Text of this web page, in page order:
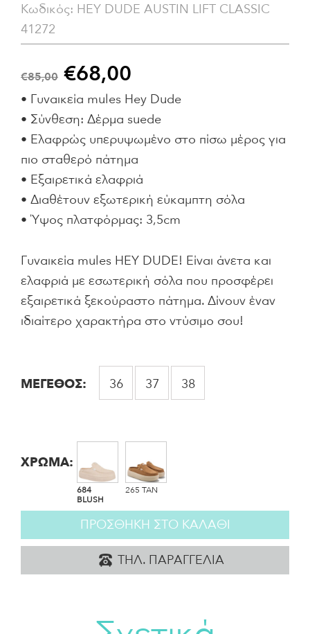
Κωδικός: HEY DUDE AUSTIN LIFT CLASSIC
41272
€85,00 €68,00
• Γυναικεία mules Hey Dude
• Σύνθεση: Δέρμα suede
• Ελαφρώς υπερυψωμένο στο πίσω μέρος για
πιο σταθερό πάτημα
• Εξαιρετικά ελαφριά
• Διαθέτουν εξωτερική εύκαμπτη σόλα
• Ύψος πλατφόρμας: 3,5cm
Γυναικεία mules HEY DUDE! Είναι άνετα και
ελαφριά με εσωτερική σόλα που προσφέρει
εξαιρετικά ξεκούραστο πάτημα. Δίνουν έναν
ιδιαίτερο χαρακτήρα στο ντύσιμο σου!
ΜΕΓΕΘΟΣ 36 37 38
ΧΡΩΜΑ:
684
BLUSH
265 TAN
ΠΡΟΣΘΗΚΗ ΣΤΟ ΚΑΛΑΘΙ
ΤΗΛ. ΠΑΡΑΓΓΕΛΙΑ